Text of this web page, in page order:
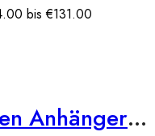
bis €131.00
585er Rotgold Damen Anhänger Herz mit Zirkonia Steine